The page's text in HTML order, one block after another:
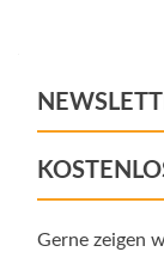
Gerne zeigen